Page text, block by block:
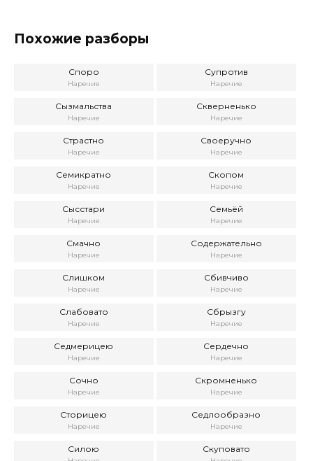
Похожие разборы
Споро
Наречие
Супротив
Наречие
Сызмальства
Наречие
Скверненько
Наречие
Страстно
Наречие
Своеручно
Наречие
Семикратно
Наречие
Скопом
Наречие
Сысстари
Наречие
Семьёй
Наречие
Смачно
Наречие
Содержательно
Наречие
Слишком
Наречие
Сбивчиво
Наречие
Слабовато
Наречие
Сбрызгу
Наречие
Седмерицею
Наречие
Сердечно
Наречие
Сочно
Наречие
Скромненько
Наречие
Сторицею
Наречие
Седлообразно
Наречие
Силою Скуповато